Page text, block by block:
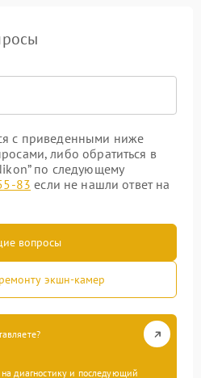
с приведенными ниже
либо обратиться в
по следующему
83 если не нашли ответ на
вопросы
экшн-камер
диагностику и последующий